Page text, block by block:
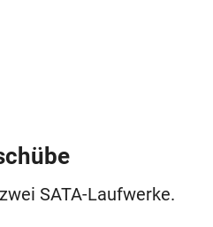
SATA-Laufwerke.